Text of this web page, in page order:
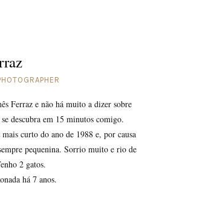
Ferraz e não há muito a dizer sobre
descubra em 15 minutos comigo.
curto do ano de 1988 e, por causa
pequenina. Sorrio muito e rio de
2 gatos.
há 7 anos.